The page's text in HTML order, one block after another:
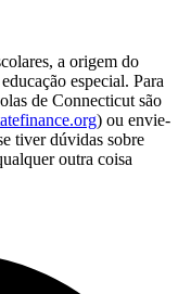
a origem do
especial. Para
de Connecticut são
) ou envie-
tiver dúvidas sobre
outra coisa